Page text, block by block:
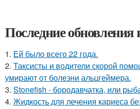
Последние обновления
1. Ей было всего 22 года.
2. Таксисты и водители скорой
умирают от болезни альцгеймера.
3. Stonefish - бородавчатка, или
4. Жидкость для лечения кариеса